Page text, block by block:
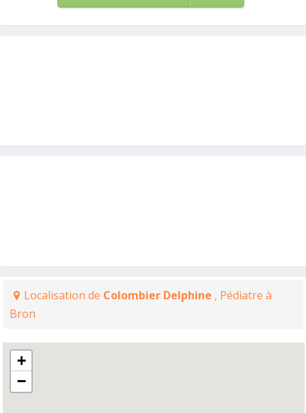
Localisation de Colombier Delphine , Pédiatre à
Bron
+
−